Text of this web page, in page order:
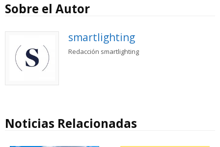
Sobre el Autor
smartlighting
Redacción smartlighting
Noticias Relacionadas